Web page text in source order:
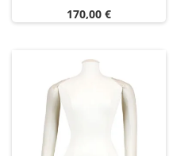
Preis
170,00 €